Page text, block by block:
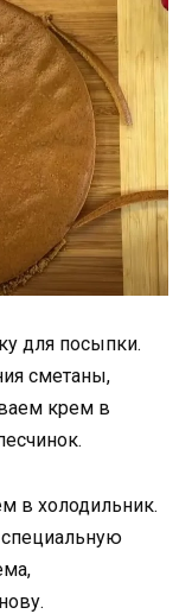
для посыпки.
сметаны,
крем в
в холодильник.